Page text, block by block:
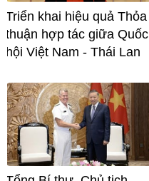
Triển khai hiệu quả Thỏa
thuận hợp tác giữa Quốc
hội Việt Nam - Thái Lan